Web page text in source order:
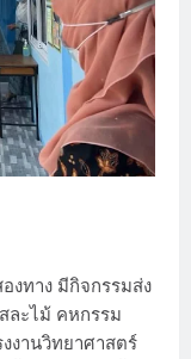
งทาง มีกิจกรรมส่ง
ละไม้ คหกรรม
งานวิทยาศาสตร์